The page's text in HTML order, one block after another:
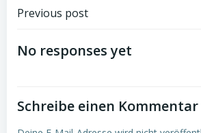
Post
navigation
Previous post
No responses yet
Schreibe einen Kommentar